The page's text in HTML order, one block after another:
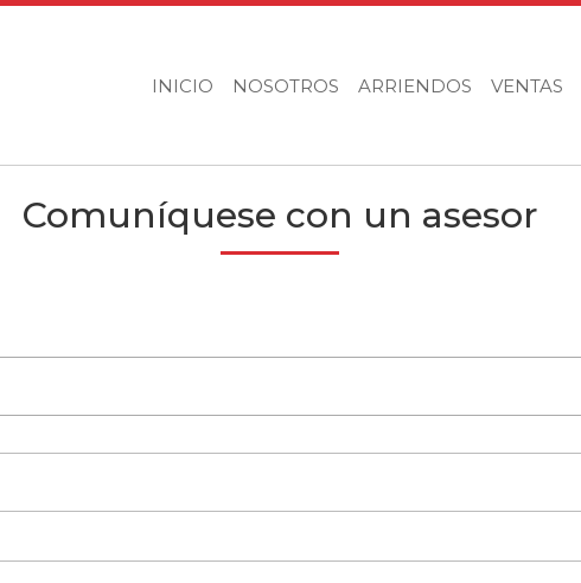
INICIO NOSOTROS ARRIENDOS VENTAS
Comuníquese con un asesor